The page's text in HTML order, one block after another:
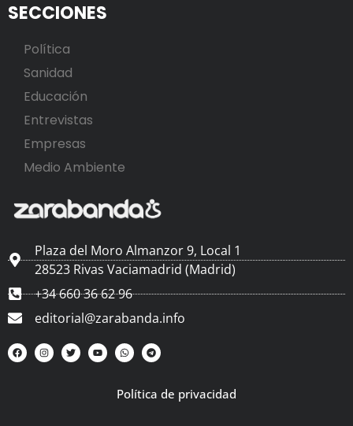
SECCIONES
Política
Sanidad
Educación
Entrevistas
Empresas
Medio Ambiente
Plaza del Moro Almanzor 9, Local 1
28523 Rivas Vaciamadrid (Madrid)
+34 660 36 62 96
editorial@zarabanda.info
Política de privacidad